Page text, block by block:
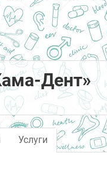
Дент»
Услуги